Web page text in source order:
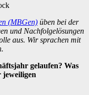
(MBGen) üben bei der
und Nachfolgelösungen
aus. Wir sprachen mit
gelaufen? Was